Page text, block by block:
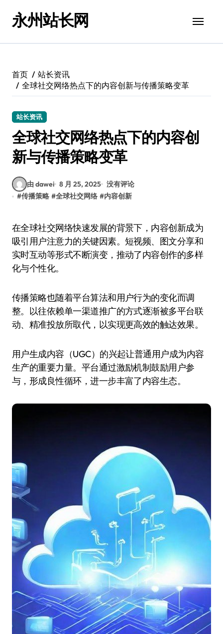
永州站长网
首页
站长资讯
全球社交网络热点下的内容创新与传播策略变革
站长资讯
全球社交网络热点下的内容创
新与传播策略变革
由 dawei 8 月 25, 2025 没有评论
#传播策略 #全球社交网络 #内容创新
在全球社交网络快速发展的背景下，内容创新成为
吸引用户注意力的关键因素。短视频、图文分享和
实时互动等形式不断演变，推动了内容创作的多样
化与个性化。
传播策略也随着平台算法和用户行为的变化而调
整。以往依赖单一渠道推广的方式逐渐被多平台联
动、精准投放所取代，以实现更高效的触达效果。
用户生成内容（UGC）的兴起让普通用户成为内容
生产的重要力量。平台通过激励机制鼓励用户参
与，形成良性循环，进一步丰富了内容生态。